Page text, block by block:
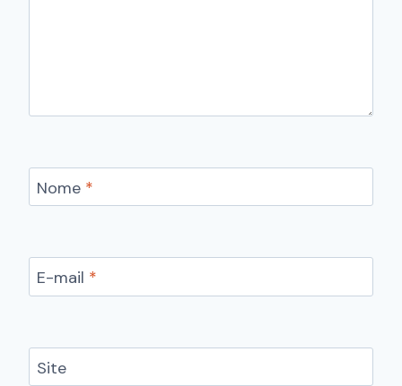
Nome *
E-mail *
Site